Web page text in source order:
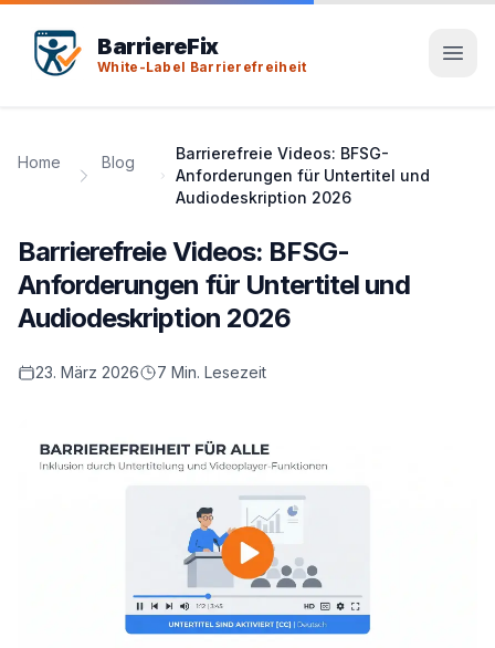
BarriereFix
White-Label Barrierefreiheit
Home Blog
Barrierefreie Videos: BFSG-
Anforderungen für Untertitel und
Audiodeskription 2026
Barrierefreie Videos: BFSG-
Anforderungen für Untertitel und
Audiodeskription 2026
23. März 2026 7 Min. Lesezeit